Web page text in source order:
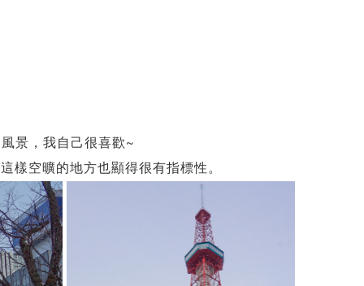
景，我自己很喜歡~
樣空曠的地方也顯得很有指標性。